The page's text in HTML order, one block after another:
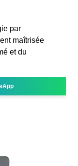
par
maîtrisée
et du